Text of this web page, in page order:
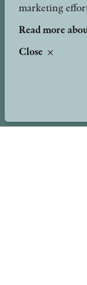
marketing
Read more
Close